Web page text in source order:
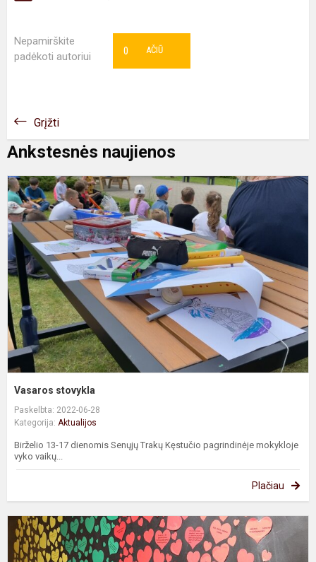
Nepamirškite
padėkoti autoriui
AČIŪ
0
Grįžti
Ankstesnės naujienos
Vasaros stovykla
Paskelbta: 2022-06-28
Kategorija: Aktualijos
Birželio 13-17 dienomis Senųjų Trakų Kęstučio pagrindinėje mokykloje
vyko vaikų...
Plačiau